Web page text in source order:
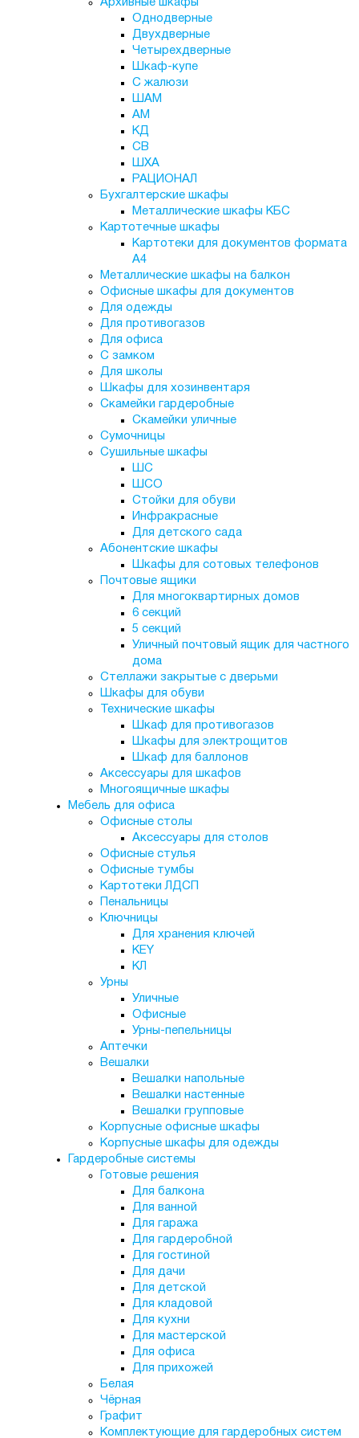
Архивные шкафы
Однодверные
Двухдверные
Четырехдверные
Шкаф-купе
С жалюзи
ШАМ
АМ
КД
СВ
ШХА
РАЦИОНАЛ
Бухгалтерские шкафы
Металлические шкафы КБС
Картотечные шкафы
Картотеки для документов формата
А4
Металлические шкафы на балкон
Офисные шкафы для документов
Для одежды
Для противогазов
Для офиса
С замком
Для школы
Шкафы для хозинвентаря
Скамейки гардеробные
Скамейки уличные
Сумочницы
Сушильные шкафы
ШС
ШСО
Стойки для обуви
Инфракрасные
Для детского сада
Абонентские шкафы
Шкафы для сотовых телефонов
Почтовые ящики
Для многоквартирных домов
6 секций
5 секций
Уличный почтовый ящик для частного
дома
Стеллажи закрытые с дверьми
Шкафы для обуви
Технические шкафы
Шкаф для противогазов
Шкафы для электрощитов
Шкаф для баллонов
Аксессуары для шкафов
Многоящичные шкафы
Мебель для офиса
Офисные столы
Аксессуары для столов
Офисные стулья
Офисные тумбы
Картотеки ЛДСП
Пенальницы
Ключницы
Для хранения ключей
KEY
КЛ
Урны
Уличные
Офисные
Урны-пепельницы
Аптечки
Вешалки
Вешалки напольные
Вешалки настенные
Вешалки групповые
Корпусные офисные шкафы
Корпусные шкафы для одежды
Гардеробные системы
Готовые решения
Для балкона
Для ванной
Для гаража
Для гардеробной
Для гостиной
Для дачи
Для детской
Для кладовой
Для кухни
Для мастерской
Для офиса
Для прихожей
Белая
Чёрная
Графит
Комплектующие для гардеробных систем